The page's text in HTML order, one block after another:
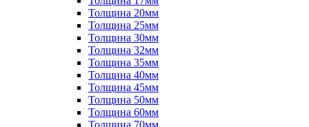
Толщина 20мм
Толщина 25мм
Толщина 30мм
Толщина 32мм
Толщина 35мм
Толщина 40мм
Толщина 45мм
Толщина 50мм
Толщина 60мм
Толщина 70мм